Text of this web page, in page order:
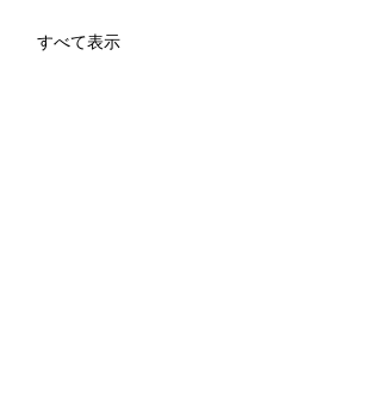
すべて表示